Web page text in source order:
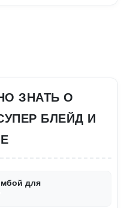
ЗНАТЬ О
БЛЕЙД И
для